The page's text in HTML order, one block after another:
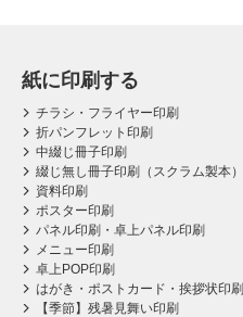
紙に印刷する
チラシ・フライヤー印刷
折パンフレット印刷
中綴じ冊子印刷
綴じ無し冊子印刷（スクラム製本）
資料印刷
ポスター印刷
パネル印刷・卓上パネル印刷
メニュー印刷
卓上POP印刷
はがき・ポストカード・挨拶状印刷
【季節】残暑見舞い印刷